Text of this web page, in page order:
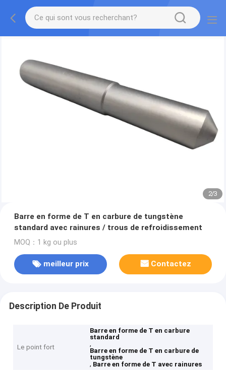
2/3
Barre en forme de T en carbure de tungstène
standard avec rainures / trous de refroidissement
MOQ：1 kg ou plus
meilleur prix Contactez
Description De Produit
Le point fort
Barre en forme de T en carbure
standard
,
Barre en forme de T en carbure de
tungstène
, Barre en forme de T avec rainures